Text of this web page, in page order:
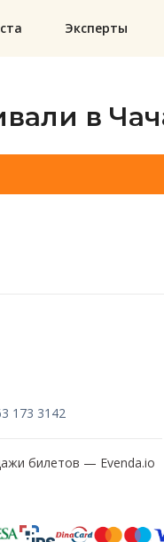
Эксперты
в
173 3142
билетов — Evenda.io